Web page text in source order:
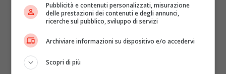
Pubblicità e contenuti personalizzati, misurazione
delle prestazioni dei contenuti e degli annunci,
ricerche sul pubblico, sviluppo di servizi
Archiviare informazioni su dispositivo e/o accedervi
Scopri di più